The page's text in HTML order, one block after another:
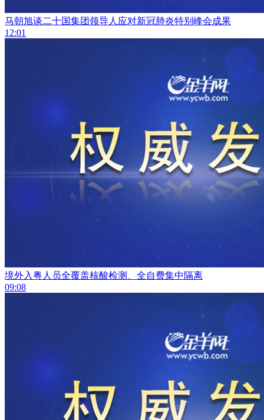
马朝旭谈二十国集团领导人应对新冠肺炎特别峰会成果
12:01
境外入粤人员全覆盖核酸检测、全自费集中隔离
09:08